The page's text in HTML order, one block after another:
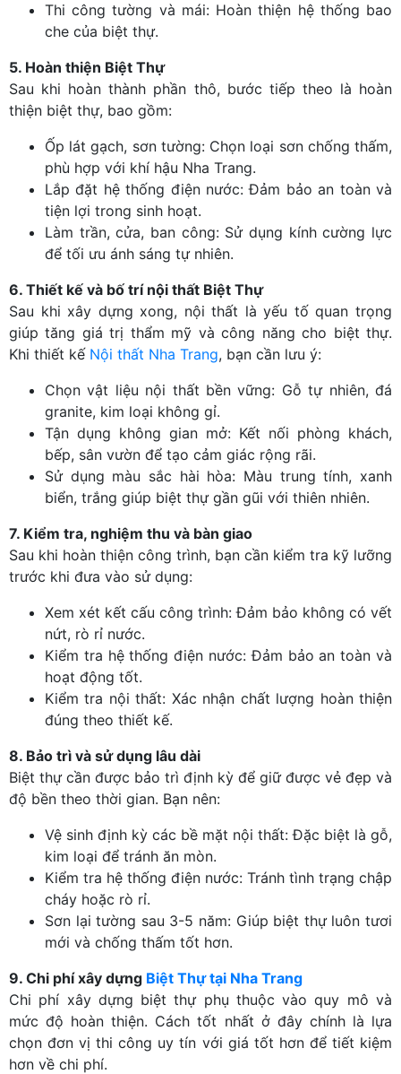
Thi công tường và mái: Hoàn thiện hệ thống bao
che của biệt thự.
5. Hoàn thiện Biệt Thự
Sau khi hoàn thành phần thô, bước tiếp theo là hoàn
thiện biệt thự, bao gồm:
Ốp lát gạch, sơn tường: Chọn loại sơn chống thấm,
phù hợp với khí hậu Nha Trang.
Lắp đặt hệ thống điện nước: Đảm bảo an toàn và
tiện lợi trong sinh hoạt.
Làm trần, cửa, ban công: Sử dụng kính cường lực
để tối ưu ánh sáng tự nhiên.
6. Thiết kế và bố trí nội thất Biệt Thự
Sau khi xây dựng xong, nội thất là yếu tố quan trọng
giúp tăng giá trị thẩm mỹ và công năng cho biệt thự.
Khi thiết kế Nội thất Nha Trang, bạn cần lưu ý:
Chọn vật liệu nội thất bền vững: Gỗ tự nhiên, đá
granite, kim loại không gỉ.
Tận dụng không gian mở: Kết nối phòng khách,
bếp, sân vườn để tạo cảm giác rộng rãi.
Sử dụng màu sắc hài hòa: Màu trung tính, xanh
biển, trắng giúp biệt thự gần gũi với thiên nhiên.
7. Kiểm tra, nghiệm thu và bàn giao
Sau khi hoàn thiện công trình, bạn cần kiểm tra kỹ lưỡng
trước khi đưa vào sử dụng:
Xem xét kết cấu công trình: Đảm bảo không có vết
nứt, rò rỉ nước.
Kiểm tra hệ thống điện nước: Đảm bảo an toàn và
hoạt động tốt.
Kiểm tra nội thất: Xác nhận chất lượng hoàn thiện
đúng theo thiết kế.
8. Bảo trì và sử dụng lâu dài
Biệt thự cần được bảo trì định kỳ để giữ được vẻ đẹp và
độ bền theo thời gian. Bạn nên:
Vệ sinh định kỳ các bề mặt nội thất: Đặc biệt là gỗ,
kim loại để tránh ăn mòn.
Kiểm tra hệ thống điện nước: Tránh tình trạng chập
cháy hoặc rò rỉ.
Sơn lại tường sau 3-5 năm: Giúp biệt thự luôn tươi
mới và chống thấm tốt hơn.
9. Chi phí xây dựng Biệt Thự tại Nha Trang
Chi phí xây dựng biệt thự phụ thuộc vào quy mô và
mức độ hoàn thiện. Cách tốt nhất ở đây chính là lựa
chọn đơn vị thi công uy tín với giá tốt hơn để tiết kiệm
hơn về chi phí.